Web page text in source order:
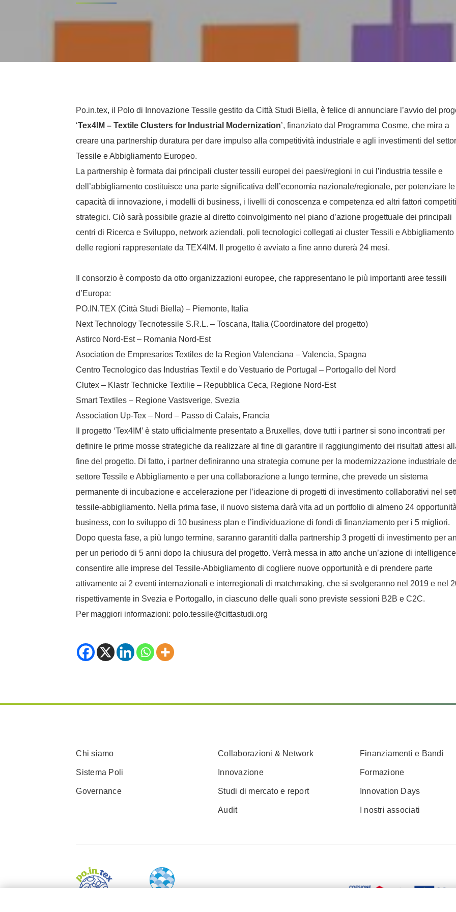
Po.in.tex, il Polo di Innovazione Tessile gestito da Città Studi Biella, è felice di annunciare l’avvio del
‘Tex4IM – Textile Clusters for Industrial Modernization’, finanziato dal Programma Cosme, che mira a
creare una partnership duratura per dare impulso alla competitività industriale e agli investimenti del
Tessile e Abbigliamento Europeo.
La partnership è formata dai principali cluster tessili europei dei paesi/regioni in cui l’industria tessile e
dell’abbigliamento costituisce una parte significativa dell’economia nazionale/regionale, per potenziare le
capacità di innovazione, i modelli di business, i livelli di conoscenza e competenza ed altri fattori
strategici. Ciò sarà possibile grazie al diretto coinvolgimento nel piano d’azione progettuale dei principali
centri di Ricerca e Sviluppo, network aziendali, poli tecnologici collegati ai cluster Tessili e Abbigliamento
delle regioni rappresentate da TEX4IM. Il progetto è avviato a fine anno durerà 24 mesi.
Il consorzio è composto da otto organizzazioni europee, che rappresentano le più importanti aree tessili
d’Europa:
PO.IN.TEX (Città Studi Biella) – Piemonte, Italia
Next Technology Tecnotessile S.R.L. – Toscana, Italia (Coordinatore del progetto)
Astirco Nord-Est – Romania Nord-Est
Asociation de Empresarios Textiles de la Region Valenciana – Valencia, Spagna
Centro Tecnologico das Industrias Textil e do Vestuario de Portugal – Portogallo del Nord
Clutex – Klastr Technicke Textilie – Repubblica Ceca, Regione Nord-Est
Smart Textiles – Regione Vastsverige, Svezia
Association Up-Tex – Nord – Passo di Calais, Francia
Il progetto ‘Tex4IM’ è stato ufficialmente presentato a Bruxelles, dove tutti i partner si sono incontrati per
definire le prime mosse strategiche da realizzare al fine di garantire il raggiungimento dei risultati attesi
fine del progetto. Di fatto, i partner definiranno una strategia comune per la modernizzazione industriale
settore Tessile e Abbigliamento e per una collaborazione a lungo termine, che prevede un sistema
permanente di incubazione e accelerazione per l’ideazione di progetti di investimento collaborativi nel
tessile-abbigliamento. Nella prima fase, il nuovo sistema darà vita ad un portfolio di almeno 24
business, con lo sviluppo di 10 business plan e l’individuazione di fondi di finanziamento per i 5 migliori.
Dopo questa fase, a più lungo termine, saranno garantiti dalla partnership 3 progetti di investimento per
per un periodo di 5 anni dopo la chiusura del progetto. Verrà messa in atto anche un’azione di
consentire alle imprese del Tessile-Abbigliamento di cogliere nuove opportunità e di prendere parte
attivamente ai 2 eventi internazionali e interregionali di matchmaking, che si svolgeranno nel 2019 e nel
rispettivamente in Svezia e Portogallo, in ciascuno delle quali sono previste sessioni B2B e C2C.
Per maggiori informazioni: polo.tessile@cittastudi.org
Chi siamo
Sistema Poli
Governance
Collaborazioni & Network
Innovazione
Studi di mercato e report
Audit
Finanziamenti e Bandi
Formazione
Innovation Days
I nostri associati